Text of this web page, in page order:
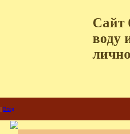
Сайт
воду
| Вход